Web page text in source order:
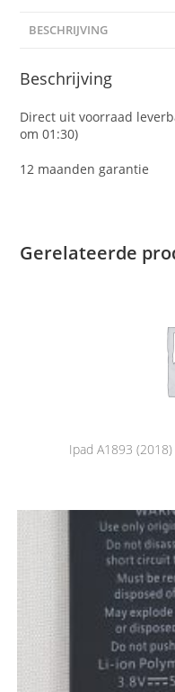
BESCHRIJVING
Beschrijving
Direct uit voorraad
om 01:30)
12 maanden garantie
Gerelateerde
Ipad A1893